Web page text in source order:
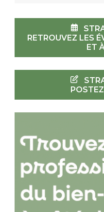
RETROUVEZ LES
ET